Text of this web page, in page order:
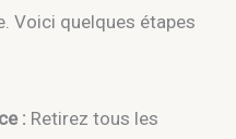
Voici quelques étapes
: Retirez tous les